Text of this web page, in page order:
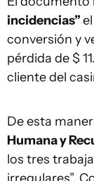
incidencias”
conversión y
pérdida de $
cliente del
De esta
Humana y
los tres